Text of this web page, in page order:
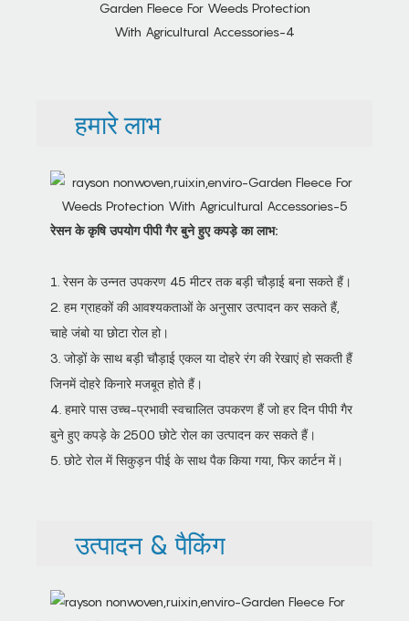
हमारे लाभ
रेसन के कृषि उपयोग पीपी गैर बुने हुए कपड़े का लाभ:
1. रेसन के उन्नत उपकरण 45 मीटर तक बड़ी चौड़ाई बना सकते हैं।
2. हम ग्राहकों की आवश्यकताओं के अनुसार उत्पादन कर सकते हैं,
चाहे जंबो या छोटा रोल हो।
3. जोड़ों के साथ बड़ी चौड़ाई एकल या दोहरे रंग की रेखाएं हो सकती हैं
जिनमें दोहरे किनारे मजबूत होते हैं।
4. हमारे पास उच्च-प्रभावी स्वचालित उपकरण हैं जो हर दिन पीपी गैर
बुने हुए कपड़े के 2500 छोटे रोल का उत्पादन कर सकते हैं।
5. छोटे रोल में सिकुड़न पीई के साथ पैक किया गया, फिर कार्टन में।
उत्पादन & पैकिंग